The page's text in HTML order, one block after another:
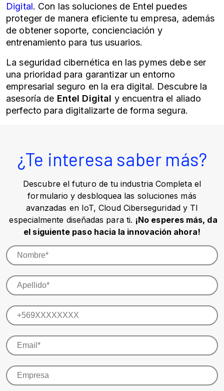
Digital. Con las soluciones de Entel puedes
proteger de manera eficiente tu empresa, además
de obtener soporte, concienciación y
entrenamiento para tus usuarios.
La seguridad cibernética en las pymes debe ser
una prioridad para garantizar un entorno
empresarial seguro en la era digital. Descubre la
asesoría de Entel Digital y encuentra el aliado
perfecto para digitalizarte de forma segura.
¿Te interesa saber más?
Descubre el futuro de tu industria Completa el
formulario y desbloquea las soluciones más
avanzadas en IoT, Cloud Ciberseguridad y TI
especialmente diseñadas para ti. ¡No esperes más, da
el siguiente paso hacia la innovación ahora!